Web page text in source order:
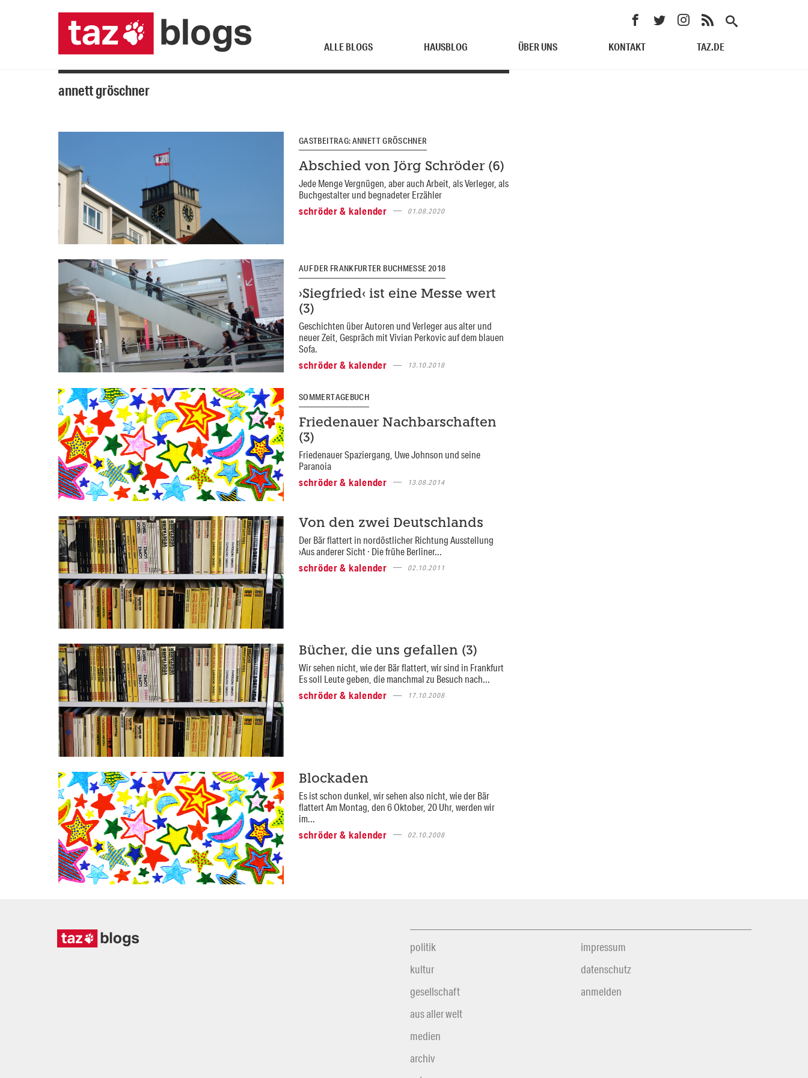
ALLE BLOGS HAUSBLOG ÜBER UNS KONTAKT TAZ.DE
annett gröschner
GASTBEITRAG: ANNETT GRÖSCHNER
Abschied von Jörg Schröder (6)
Jede Menge Vergnügen, aber auch Arbeit, als Verleger, als
Buchgestalter und begnadeter Erzähler
schröder & kalender
01.08.2020
AUF DER FRANKFURTER BUCHMESSE 2018
›Siegfried‹ ist eine Messe wert
(3)
Geschichten über Autoren und Verleger aus alter und
neuer Zeit, Gespräch mit Vivian Perkovic auf dem blauen
Sofa.
schröder & kalender
13.10.2018
SOMMERTAGEBUCH
Friedenauer Nachbarschaften
(3)
Friedenauer Spaziergang, Uwe Johnson und seine
Paranoia
schröder & kalender
13.08.2014
Von den zwei Deutschlands
Der Bär flattert in nordöstlicher Richtung Ausstellung
›Aus anderer Sicht · Die frühe Berliner...
schröder & kalender
02.10.2011
Bücher, die uns gefallen (3)
Wir sehen nicht, wie der Bär flattert, wir sind in Frankfurt
Es soll Leute geben, die manchmal zu Besuch nach...
schröder & kalender
17.10.2008
Blockaden
Es ist schon dunkel, wir sehen also nicht, wie der Bär
flattert Am Montag, den 6 Oktober, 20 Uhr, werden wir
im...
schröder & kalender
02.10.2008
politik
kultur
gesellschaft
aus aller welt
medien
archiv
impressum
datenschutz
anmelden